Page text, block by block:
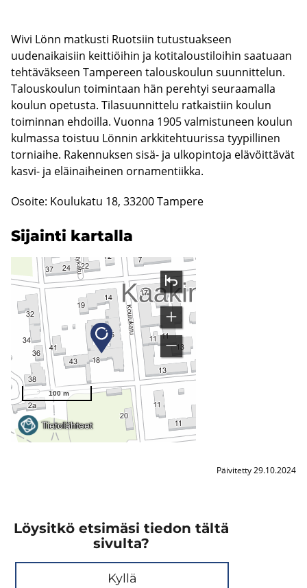
Wivi Lönn matkusti Ruotsiin tutustuakseen
uudenaikaisiin keittiöihin ja kotitaloustiloihin saatuaan
tehtäväkseen Tampereen talouskoulun suunnittelun.
Talouskoulun toimintaan hän perehtyi seuraamalla
koulun opetusta. Tilasuunnittelu ratkaistiin koulun
toiminnan ehdoilla. Vuonna 1905 valmistuneen koulun
kulmassa toistuu Lönnin arkkitehtuurissa tyypillinen
torniaihe. Rakennuksen sisä- ja ulkopintoja elävöittävät
kasvi- ja eläinaiheinen ornamentiikka.
Osoite: Koulukatu 18, 33200 Tampere
Si­jain­ti kar­tal­la
Päivitetty 29.10.2024
Löysitkö etsimäsi tiedon tältä
sivulta?
Kyllä